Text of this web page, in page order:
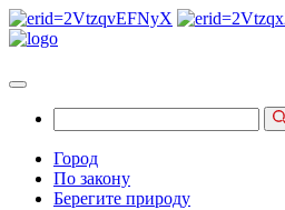
Город
По закону
Берегите природу